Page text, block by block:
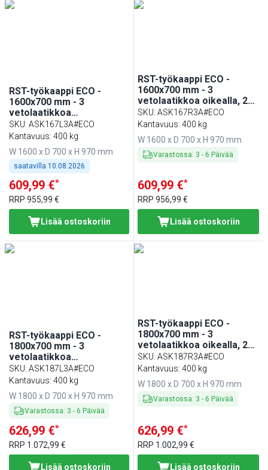
RST-työkaappi ECO -
1600x700 mm - 3
vetolaatikkoa
vasemmalla, 2 liukuovea -
roiskesuoja
SKU: ASK167L3A#ECO
Kantavuus: 400 kg
W 1600 x D 700 x H 970 mm
saatavilla 10.08.2026
609,99 €*
RRP 955,99 €
Lisää ostoskoriin
RST-työkaappi ECO -
1600x700 mm - 3
vetolaatikkoa oikealla, 2
liukuovea - roiskesuoja
SKU:ASK167R3A#ECO
Kantavuus: 400 kg
W 1600 x D 700 x H 970 mm
Varastossa: 3 - 6 Päivää
609,99 €*
RRP956,99 €
Lisää ostoskoriin
RST-työkaappi ECO -
1800x700 mm - 3
vetolaatikkoa
vasemmalla, 2 liukuovea -
roiskesuoja
SKU: ASK187L3A#ECO
Kantavuus: 400 kg
W 1800 x D 700 x H 970 mm
Varastossa: 3 - 6 Päivää
626,99 €*
RRP 1.072,99 €
Lisää ostoskoriin
RST-työkaappi ECO -
1800x700 mm - 3
vetolaatikkoa oikealla, 2
liukuovea - roiskesuoja
SKU:ASK187R3A#ECO
Kantavuus: 400 kg
W 1800 x D 700 x H 970 mm
Varastossa: 3 - 6 Päivää
626,99 €*
RRP 1.002,99 €
Lisää ostoskoriin